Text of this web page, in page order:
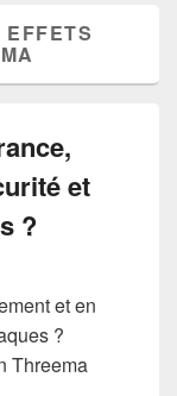
EFFETS
et
?
et en
?
Threema